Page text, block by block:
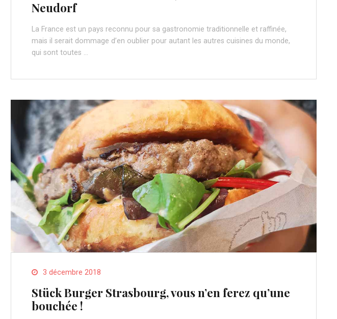
Neudorf
La France est un pays reconnu pour sa gastronomie traditionnelle et raffinée,
mais il serait dommage d’en oublier pour autant les autres cuisines du monde,
qui sont toutes …
3 décembre 2018
Stück Burger Strasbourg, vous n’en ferez qu’une
bouchée !